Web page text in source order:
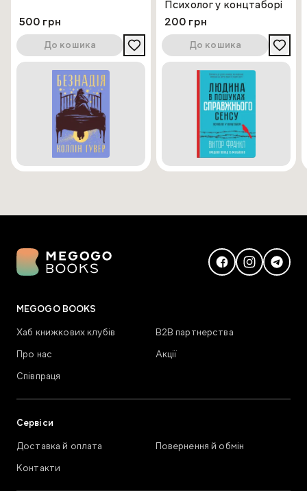
500 грн
До кошика
Психолог у концтаборі
200 грн
До кошика
MEGOGO BOOKS
Хаб книжкових клубів
В2В партнерства
Про нас
Акції
Співпраця
Сервіси
Доставка й оплата
Повернення й обмін
Контакти